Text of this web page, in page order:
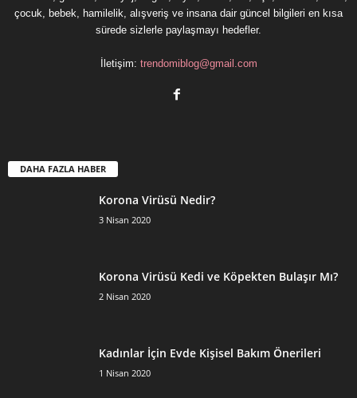
çocuk, bebek, hamilelik, alışveriş ve insana dair güncel bilgileri en kısa
sürede sizlerle paylaşmayı hedefler.
İletişim: trendomiblog@gmail.com
DAHA FAZLA HABER
Korona Virüsü Nedir?
3 Nisan 2020
Korona Virüsü Kedi ve Köpekten Bulaşır Mı?
2 Nisan 2020
Kadınlar İçin Evde Kişisel Bakım Önerileri
1 Nisan 2020